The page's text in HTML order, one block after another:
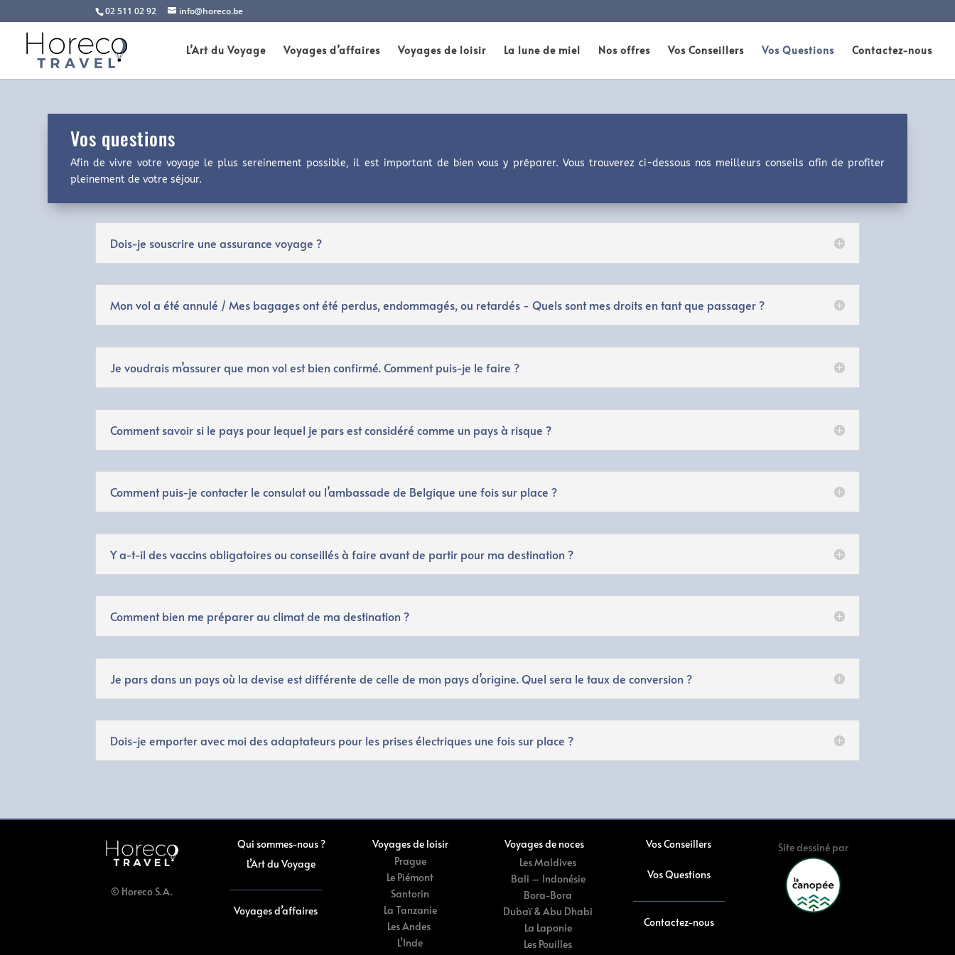
02 511 02 92 info@horeco.be
L’Art du Voyage Voyages d’affaires Voyages de loisir La lune de miel Nos offres Vos Conseillers Vos Questions Contactez-nous
Vos questions
Afin de vivre votre voyage le plus sereinement possible, il est important de bien vous y préparer. Vous trouverez ci-dessous nos meilleurs conseils afin de profiter
pleinement de votre séjour.
Dois-je souscrire une assurance voyage ?
Mon vol a été annulé / Mes bagages ont été perdus, endommagés, ou retardés - Quels sont mes droits en tant que passager ?
Je voudrais m’assurer que mon vol est bien confirmé. Comment puis-je le faire ?
Comment savoir si le pays pour lequel je pars est considéré comme un pays à risque ?
Comment puis-je contacter le consulat ou l’ambassade de Belgique une fois sur place ?
Y a-t-il des vaccins obligatoires ou conseillés à faire avant de partir pour ma destination ?
Comment bien me préparer au climat de ma destination ?
Je pars dans un pays où la devise est différente de celle de mon pays d’origine. Quel sera le taux de conversion ?
Dois-je emporter avec moi des adaptateurs pour les prises électriques une fois sur place ?
© Horeco S.A.
Qui sommes-nous ?
L’Art du Voyage
Voyages d’affaires
Voyages de loisir
Prague
Le Piémont
Santorin
La Tanzanie
Les Andes
L’Inde
Voyages de noces
Les Maldives
Bali – Indonésie
Bora-Bora
Dubaï & Abu Dhabi
La Laponie
Les Pouilles
Vos Conseillers
Vos Questions
Contactez-nous
Site dessiné par